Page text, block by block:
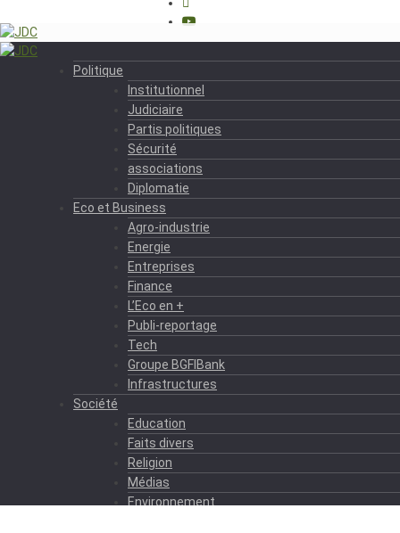
Politique
Institutionnel
Judiciaire
Partis politiques
Sécurité
associations
Diplomatie
Eco et Business
Agro-industrie
Energie
Entreprises
Finance
L’Eco en +
Publi-reportage
Tech
Groupe BGFIBank
Infrastructures
Société
Education
Faits divers
Religion
Médias
Environnement